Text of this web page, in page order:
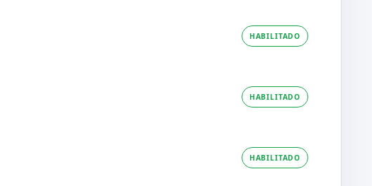
HABILITADO
HABILITADO
HABILITADO